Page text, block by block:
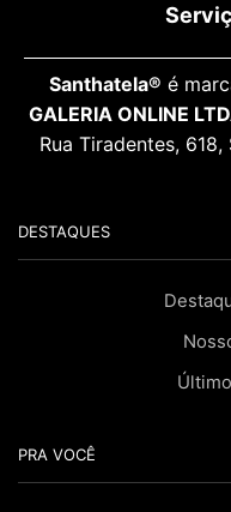
Santhatela® é
GALERIA ONLINE
Rua Tiradentes,
DESTAQUES
PRA VOCÊ